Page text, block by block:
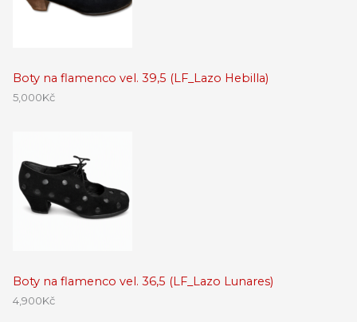
Boty na flamenco vel. 39,5 (LF_Lazo Hebilla)
5,000Kč
Boty na flamenco vel. 36,5 (LF_Lazo Lunares)
4,900Kč